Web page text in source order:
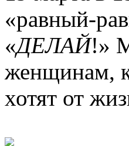
«равный-
«ДЕЛАЙ!»
женщинам,
хотят от